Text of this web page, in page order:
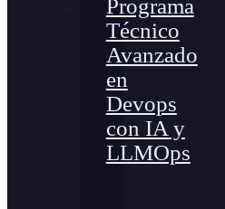
Programa
Técnico
Avanzado
en
Devops
con IA y
LLMOps